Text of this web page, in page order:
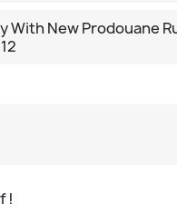
With New Prodouane
!